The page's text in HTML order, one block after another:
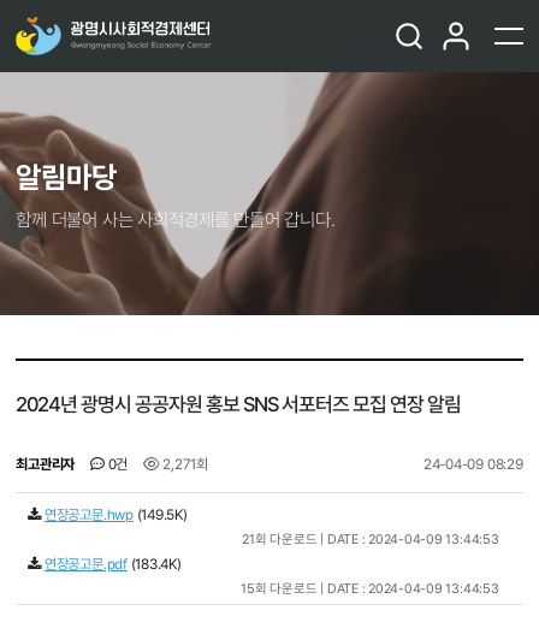
알림마당
함께 더불어 사는 사회적경제를 만들어 갑니다.
2024년 광명시 공공자원 홍보 SNS 서포터즈 모집 연장 알림
최고관리자 0건 2,271회 24-04-09 08:29
연장공고문.hwp(149.5K)
21회 다운로드 | DATE : 2024-04-09 13:44:53
연장공고문.pdf(183.4K)
15회 다운로드 | DATE : 2024-04-09 13:44:53